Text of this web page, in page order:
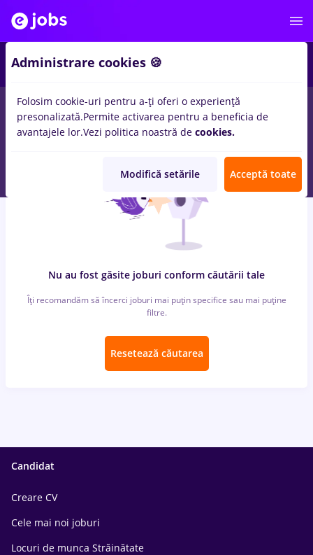
locuri de muncacu salarii dm, Part timein Timisoara
Student, Entry-Level (< 2 ani)inConstructii / Instalatii
Nu au fost găsite joburi conform căutării tale
Îți recomandăm să încerci joburi mai puțin specifice sau mai puține
filtre.
Resetează căutarea
Candidat
Creare CV
Cele mai noi joburi
Locuri de munca Străinătate
Administrare cookies 🍪
Folosim cookie-uri pentru a-ți oferi o experiență
presonalizată.Permite activarea pentru a beneficia de
avantajele lor.Vezi politica noastră de cookies.
Modifică setările Acceptă toate